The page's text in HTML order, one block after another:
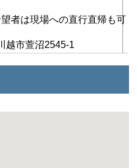
現場への直行直帰も可
越市萱沼2545-1